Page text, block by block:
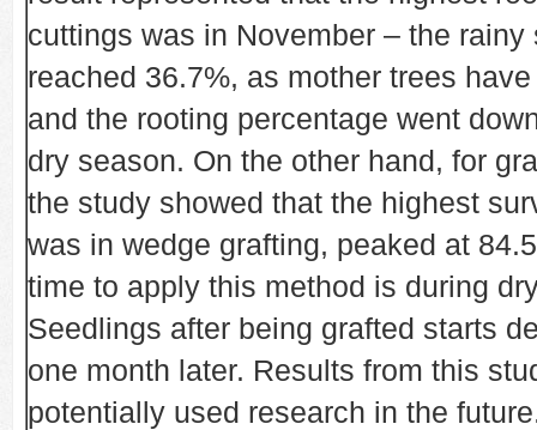
cuttings was in November – the rainy
reached 36.7%, as mother trees
and the rooting percentage went
dry season. On the other hand, for
the study showed that the highest
was in wedge grafting, peaked at
time to apply this method is during
Seedlings after being grafted starts
one month later. Results from this
potentially used research in the